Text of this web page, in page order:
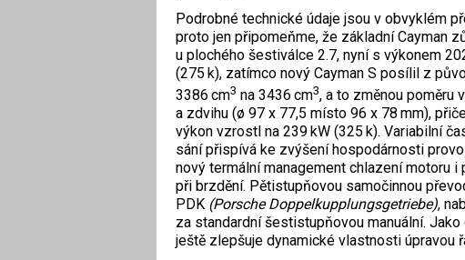
Podrobné technické údaje jsou v obvyklém
proto jen připomeňme, že základní Cayman
u plochého šestiválce 2.7, nyní s výkonem
(275 k), zatímco nový Cayman S posílil z
3386 cm3 na 3436 cm3, a to změnou poměru
a zdvihu (ø 97 x 77,5 místo 96 x 78 mm),
výkon vzrostl na 239 kW (325 k). Variabilní
sání přispívá ke zvýšení hospodárnosti
nový termální management chlazení motoru
při brzdění. Pětistupňovou samočinnou
PDK (Porsche Doppelkupplungsgetriebe),
za standardní šestistupňovou manuální.
ještě zlepšuje dynamické vlastnosti úpravou